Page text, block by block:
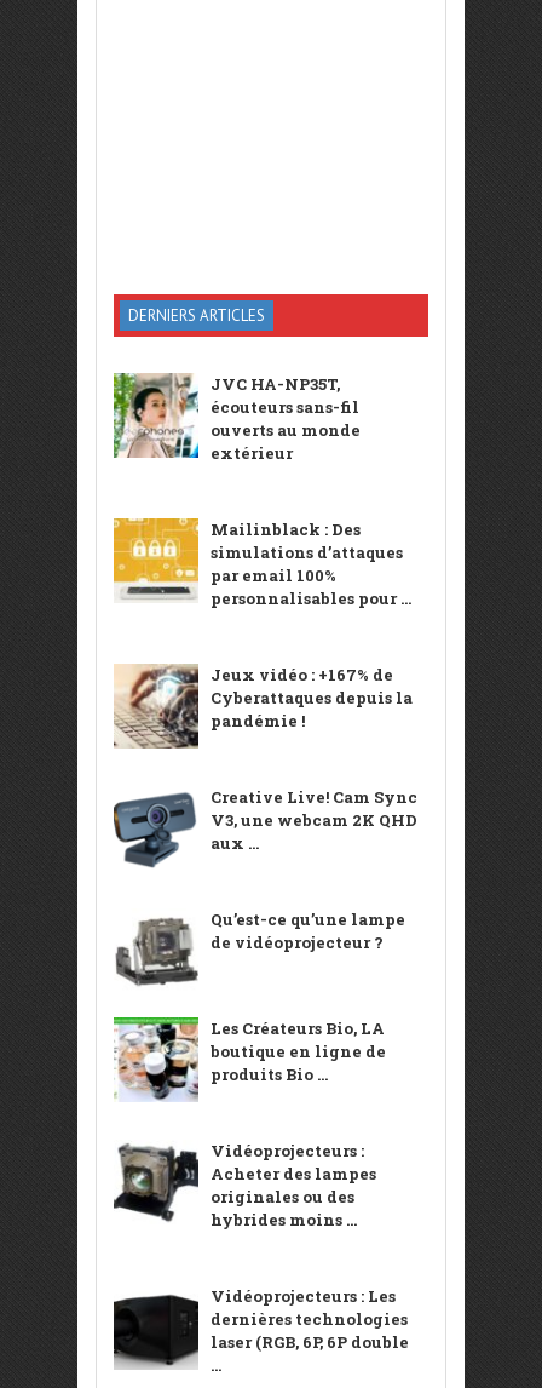
DERNIERS ARTICLES
JVC HA-NP35T,
écouteurs sans-fil
ouverts au monde
extérieur
Mailinblack : Des
simulations d’attaques
par email 100%
personnalisables pour ...
Jeux vidéo : +167% de
Cyberattaques depuis la
pandémie !
Creative Live! Cam Sync
V3, une webcam 2K QHD
aux ...
Qu’est-ce qu’une lampe
de vidéoprojecteur ?
Les Créateurs Bio, LA
boutique en ligne de
produits Bio ...
Vidéoprojecteurs :
Acheter des lampes
originales ou des
hybrides moins ...
Vidéoprojecteurs : Les
dernières technologies
laser (RGB, 6P, 6P double
...